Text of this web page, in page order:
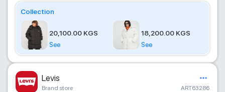
Collection
20,100.00 KGS
See
18,200.00 KGS
See
Levis
Brand store ART63286